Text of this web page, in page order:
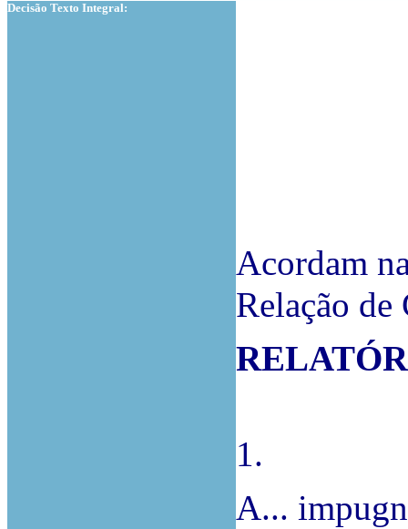
Decisão Texto Integral:
Acordam
Relação
1.
A...